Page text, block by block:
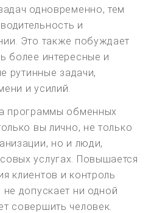
одновременно, тем
и
Это также побуждает
более интересные и
рутинные задачи,
и усилий.
программы обменных
вы лично, не только
но и люди,
услугах. Повышается
клиентов и контроль
допускает ни одной
совершить человек.